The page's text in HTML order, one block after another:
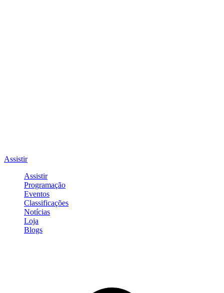
Assistir
Assistir
Programação
Eventos
Classificações
Notícias
Loja
Blogs